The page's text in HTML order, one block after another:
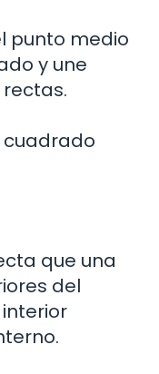
punto medio
y une
cuadrado
que una
del